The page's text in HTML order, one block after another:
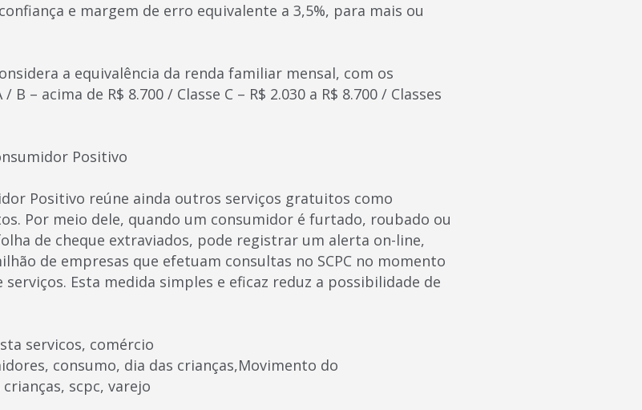
e margem de erro equivalente a 3,5%, para mais ou
a equivalência da renda familiar mensal, com os
B – acima de R$ 8.700 / Classe C – R$ 2.030 a R$ 8.700 / Classes
Positivo
Positivo reúne ainda outros serviços gratuitos como
Por meio dele, quando um consumidor é furtado, roubado ou
de cheque extraviados, pode registrar um alerta on-line,
de empresas que efetuam consultas no SCPC no momento
Esta medida simples e eficaz reduz a possibilidade de
servicos, comércio
consumo, dia das crianças,Movimento do
scpc, varejo